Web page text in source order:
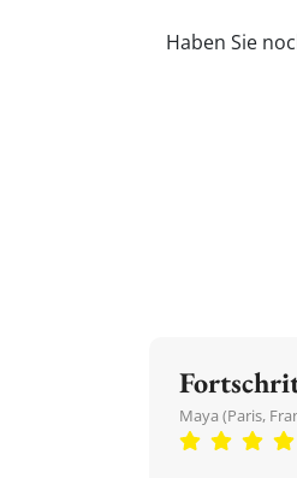
Haben Sie
Maya (Paris,